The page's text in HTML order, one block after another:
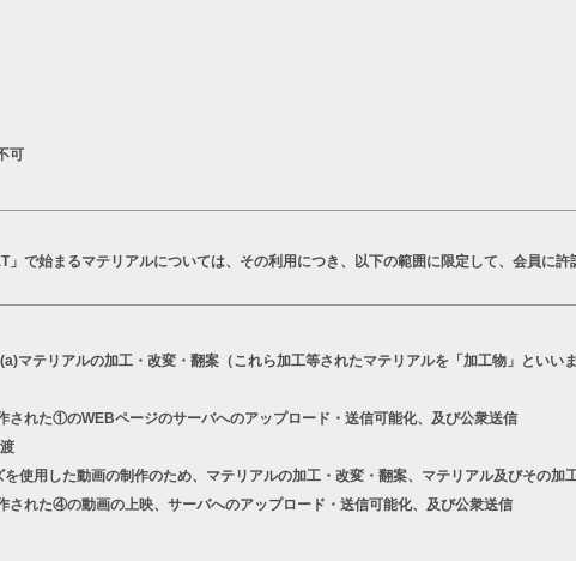
可
で始まるマテリアルについては、その利用につき、以下の範囲に限定して、会員に
テリアルの加工・改変・翻案（これら加工等されたマテリアルを「加工物」といい
れた①のWEBページのサーバへのアップロード・送信可能化、及び公衆送信
用した動画の制作のため、マテリアルの加工・改変・翻案、マテリアル及びその加工
れた④の動画の上映、サーバへのアップロード・送信可能化、及び公衆送信